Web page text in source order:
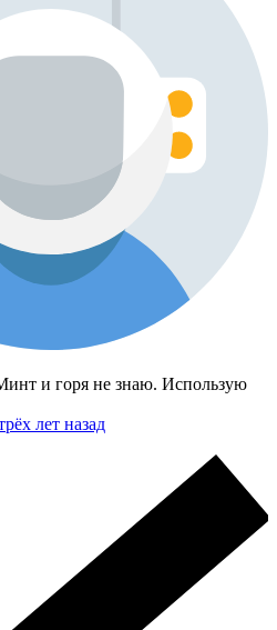
и горя не знаю. Использую
лет назад